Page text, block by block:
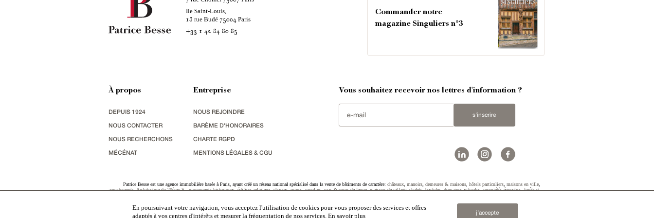
Ile Saint-Louis,
18 rue Budé 75004Paris
+33 1 42 84 80 85
Commander notre
magazine Singuliers n°3
À propos
DEPUIS 1924
NOUS CONTACTER
NOUS RECHERCHONS
MÉCÉNAT
Entreprise
NOUS REJOINDRE
BARÈME D'HONORAIRES
CHARTE RGPD
MENTIONS LÉGALES & CGU
Vous souhaitez recevoir nos lettres d'information ?
s'inscrire
Patrice Besse est une agence immobilière basée à Paris, ayant créé un réseau national spécialisé dans la vente de bâtiments de caractère: châteaux manoirs demeures & maisons hôtels particuliers maisons en ville
appartements,Architecture du 20ème S.,monuments historiques,édifices religieux,chasses,ruines,moulins,mas & corps de ferme,maisons de village,chalets,bastides,domaines viticoles,propriétés équestres,forêts et
En poursuivant votre navigation, vous acceptez l'utilisation de cookies pour vous proposer des services et offres
adaptés à vos centres d'intérêts et mesurer la fréquentation de nos services. En savoir plus j’accepte